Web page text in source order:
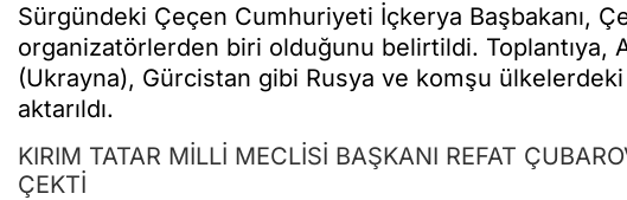
Sürgündeki Çeçen Cumhuriyeti İçkerya Başbakanı,
organizatörlerden biri olduğunu belirtildi. Toplantıya,
(Ukrayna), Gürcistan gibi Rusya ve komşu ülkelerdeki
aktarıldı.
KIRIM TATAR MİLLİ MECLİSİ BAŞKANI REFAT
ÇEKTİ